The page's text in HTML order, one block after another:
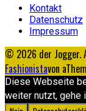
Kontakt
Datenschutz
Impressum
© 2026 der Jogger.
Fashionistavon
Diese Webseite
weiter nutzt, gehe